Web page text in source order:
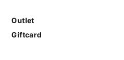
Outlet
Giftcard